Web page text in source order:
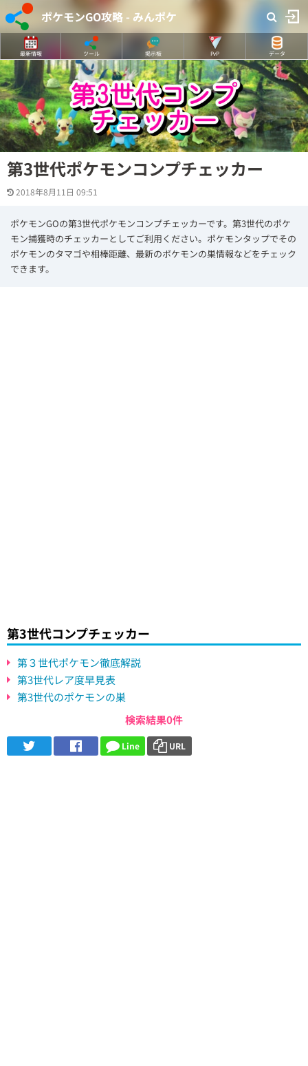
ポケモンGO攻略 - みんポケ
最新情報 ツール 掲示板 PvP データ
第3世代ポケモンコンプチェッカー
2018年8月11日 09:51
ポケモンGOの第3世代ポケモンコンプチェッカーです。第3世代のポケ
モン捕獲時のチェッカーとしてご利用ください。ポケモンタップでその
ポケモンのタマゴや相棒距離、最新のポケモンの巣情報などをチェック
できます。
第3世代コンプチェッカー
第３世代ポケモン徹底解説
第3世代レア度早見表
第3世代のポケモンの巣
検索結果0件
Line URL